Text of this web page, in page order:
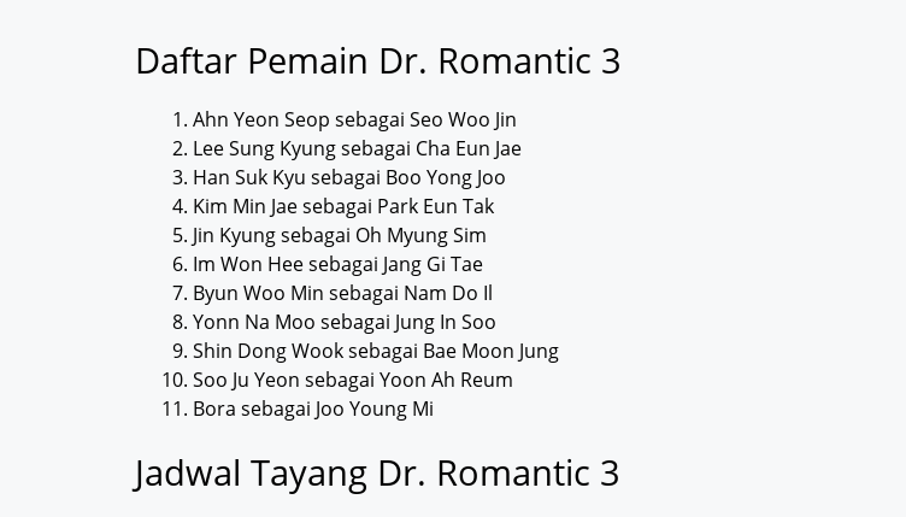
Daftar Pemain Dr. Romantic 3
Ahn Yeon Seop sebagai Seo Woo Jin
Lee Sung Kyung sebagai Cha Eun Jae
Han Suk Kyu sebagai Boo Yong Joo
Kim Min Jae sebagai Park Eun Tak
Jin Kyung sebagai Oh Myung Sim
Im Won Hee sebagai Jang Gi Tae
Byun Woo Min sebagai Nam Do Il
Yonn Na Moo sebagai Jung In Soo
Shin Dong Wook sebagai Bae Moon Jung
Soo Ju Yeon sebagai Yoon Ah Reum
Bora sebagai Joo Young Mi
Jadwal Tayang Dr. Romantic 3